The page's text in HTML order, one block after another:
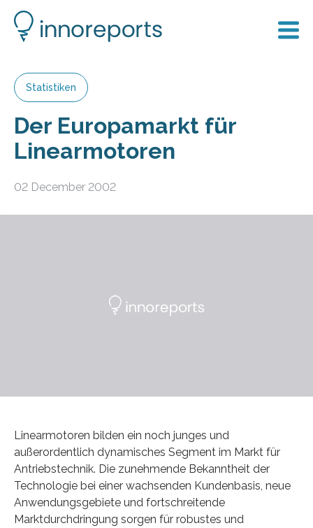
Statistiken
Der Europamarkt für
Linearmotoren
02 December 2002
Linearmotoren bilden ein noch junges und
außerordentlich dynamisches Segment im Markt für
Antriebstechnik. Die zunehmende Bekanntheit der
Technologie bei einer wachsenden Kundenbasis, neue
Anwendungsgebiete und fortschreitende
Marktdurchdringung sorgen für robustes und